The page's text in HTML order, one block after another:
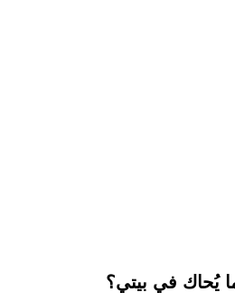
يُحاك في بيتي؟